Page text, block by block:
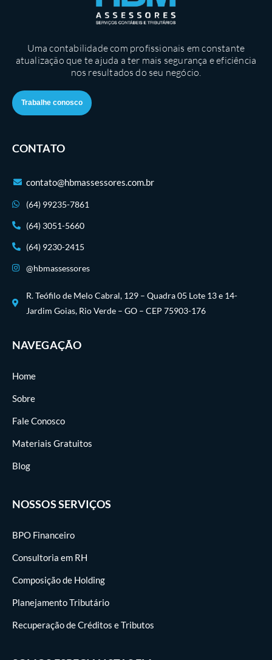
Uma contabilidade com profissionais em constante
atualização que te ajuda a ter mais segurança e eficiência
nos resultados do seu negócio.
Trabalhe conosco
CONTATO
contato@hbmassessores.com.br
(64) 99235-7861
(64) 3051-5660
(64) 9230-2415
@hbmassessores
R. Teófilo de Melo Cabral, 129 – Quadra 05 Lote 13 e 14-
Jardim Goias, Rio Verde – GO – CEP 75903-176
NAVEGAÇÃO
Home
Sobre
Fale Conosco
Materiais Gratuitos
Blog
NOSSOS SERVIÇOS
BPO Financeiro
Consultoria em RH
Composição de Holding
Planejamento Tributário
Recuperação de Créditos e Tributos